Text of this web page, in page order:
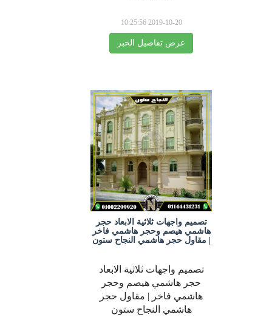
2019-10-20 10:25:56
عرض تفاصيل الخبر
تصميم واجهات ثلاثية الابعاد حجر
هاشمي هيصم وحجر هاشمي فاخر
| مقاول حجر هاشمي النجاح ستون
تصميم واجهات ثلاثية الابعاد
حجر هاشمي هيصم وحجر
هاشمي فاخر | مقاول حجر
هاشمي النجاح ستون